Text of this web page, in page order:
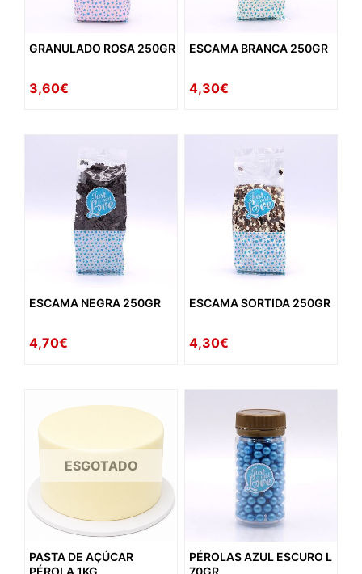
GRANULADO ROSA 250GR
3,60€
ESCAMA BRANCA 250GR
4,30€
ESCAMA NEGRA 250GR
4,70€
ESCAMA SORTIDA 250GR
4,30€
ESGOTADO
PASTA DE AÇÚCAR
PÉROLA 1KG
PÉROLAS AZUL ESCURO L
70GR